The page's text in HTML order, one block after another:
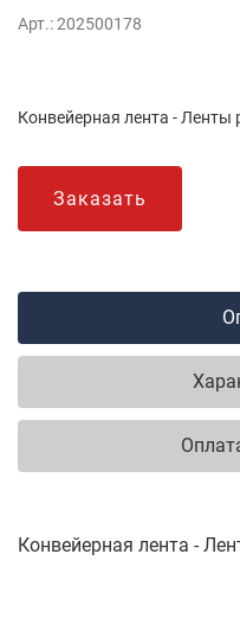
Арт.: 202500178
Конвейерная лента -
Заказать
Конвейерная лента -